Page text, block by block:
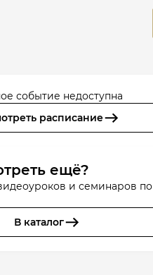
событие недоступна
расписание
ещё?
и семинаров по
В каталог